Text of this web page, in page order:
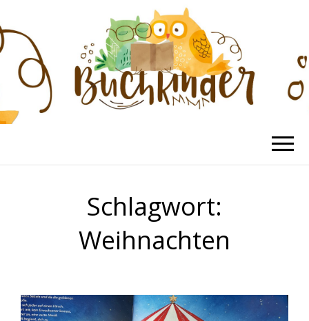
Die schönsten Kinderbücher
Schlagwort:
Weihnachten